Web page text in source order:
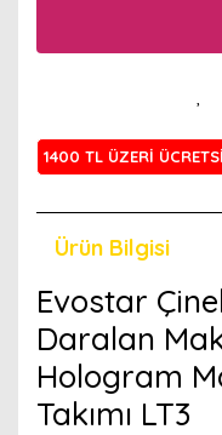
1400 TL ÜZERİ
Ürün Bilgisi
Evostar
Daralan
Hologram
Takımı LT3